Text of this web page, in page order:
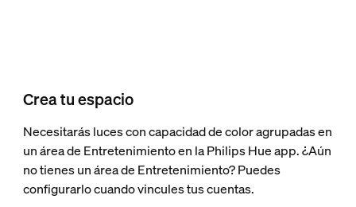
Crea tu espacio
Necesitarás luces con capacidad de color agrupadas en
un área de Entretenimiento en la Philips Hue app. ¿Aún
no tienes un área de Entretenimiento? Puedes
configurarlo cuando vincules tus cuentas.